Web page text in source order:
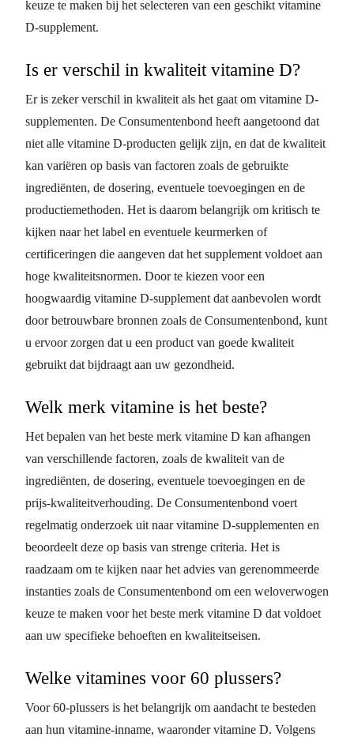
keuze te maken bij het selecteren van een geschikt vitamine
D-supplement.
Is er verschil in kwaliteit vitamine D?
Er is zeker verschil in kwaliteit als het gaat om vitamine D-
supplementen. De Consumentenbond heeft aangetoond dat
niet alle vitamine D-producten gelijk zijn, en dat de kwaliteit
kan variëren op basis van factoren zoals de gebruikte
ingrediënten, de dosering, eventuele toevoegingen en de
productiemethoden. Het is daarom belangrijk om kritisch te
kijken naar het label en eventuele keurmerken of
certificeringen die aangeven dat het supplement voldoet aan
hoge kwaliteitsnormen. Door te kiezen voor een
hoogwaardig vitamine D-supplement dat aanbevolen wordt
door betrouwbare bronnen zoals de Consumentenbond, kunt
u ervoor zorgen dat u een product van goede kwaliteit
gebruikt dat bijdraagt aan uw gezondheid.
Welk merk vitamine is het beste?
Het bepalen van het beste merk vitamine D kan afhangen
van verschillende factoren, zoals de kwaliteit van de
ingrediënten, de dosering, eventuele toevoegingen en de
prijs-kwaliteitverhouding. De Consumentenbond voert
regelmatig onderzoek uit naar vitamine D-supplementen en
beoordeelt deze op basis van strenge criteria. Het is
raadzaam om te kijken naar het advies van gerenommeerde
instanties zoals de Consumentenbond om een weloverwogen
keuze te maken voor het beste merk vitamine D dat voldoet
aan uw specifieke behoeften en kwaliteitseisen.
Welke vitamines voor 60 plussers?
Voor 60-plussers is het belangrijk om aandacht te besteden
aan hun vitamine-inname, waaronder vitamine D. Volgens